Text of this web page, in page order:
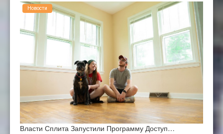
Власти Сплита Запустили Программу Доступ…
Новости